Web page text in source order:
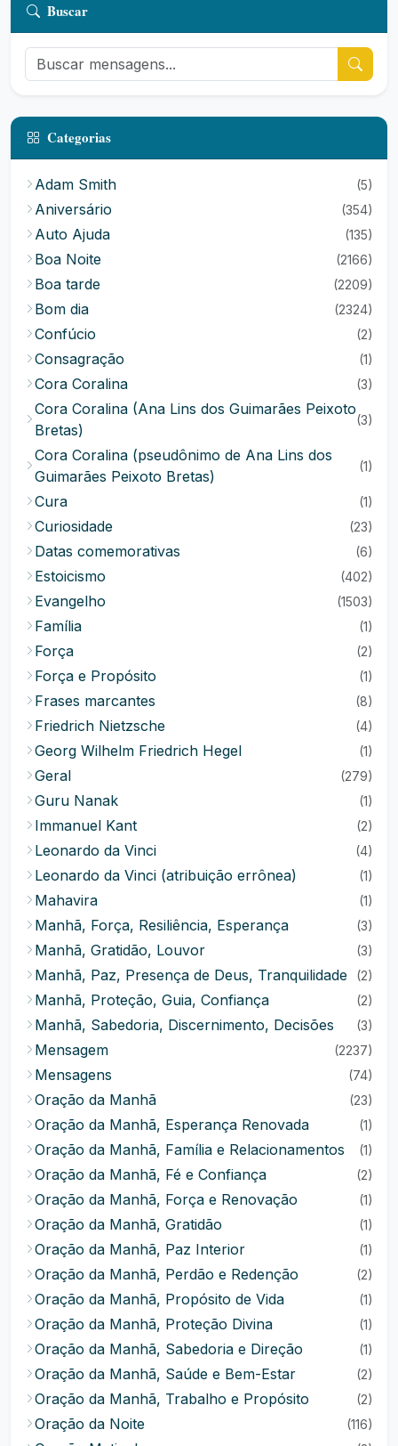
Buscar
Categorias
Adam Smith (5)
Aniversário (354)
Auto Ajuda (135)
Boa Noite (2166)
Boa tarde (2209)
Bom dia (2324)
Confúcio (2)
Consagração (1)
Cora Coralina (3)
Cora Coralina (Ana Lins dos Guimarães Peixoto
Bretas)
(3)
Cora Coralina (pseudônimo de Ana Lins dos
Guimarães Peixoto Bretas)
(1)
Cura (1)
Curiosidade (23)
Datas comemorativas (6)
Estoicismo (402)
Evangelho (1503)
Família (1)
Força (2)
Força e Propósito (1)
Frases marcantes (8)
Friedrich Nietzsche (4)
Georg Wilhelm Friedrich Hegel (1)
Geral (279)
Guru Nanak (1)
Immanuel Kant (2)
Leonardo da Vinci (4)
Leonardo da Vinci (atribuição errônea) (1)
Mahavira (1)
Manhã, Força, Resiliência, Esperança (3)
Manhã, Gratidão, Louvor (3)
Manhã, Paz, Presença de Deus, Tranquilidade (2)
Manhã, Proteção, Guia, Confiança (2)
Manhã, Sabedoria, Discernimento, Decisões (3)
Mensagem (2237)
Mensagens (74)
Oração da Manhã (23)
Oração da Manhã, Esperança Renovada (1)
Oração da Manhã, Família e Relacionamentos (1)
Oração da Manhã, Fé e Confiança (2)
Oração da Manhã, Força e Renovação (1)
Oração da Manhã, Gratidão (1)
Oração da Manhã, Paz Interior (1)
Oração da Manhã, Perdão e Redenção (2)
Oração da Manhã, Propósito de Vida (1)
Oração da Manhã, Proteção Divina (1)
Oração da Manhã, Sabedoria e Direção (1)
Oração da Manhã, Saúde e Bem-Estar (2)
Oração da Manhã, Trabalho e Propósito (2)
Oração da Noite (116)